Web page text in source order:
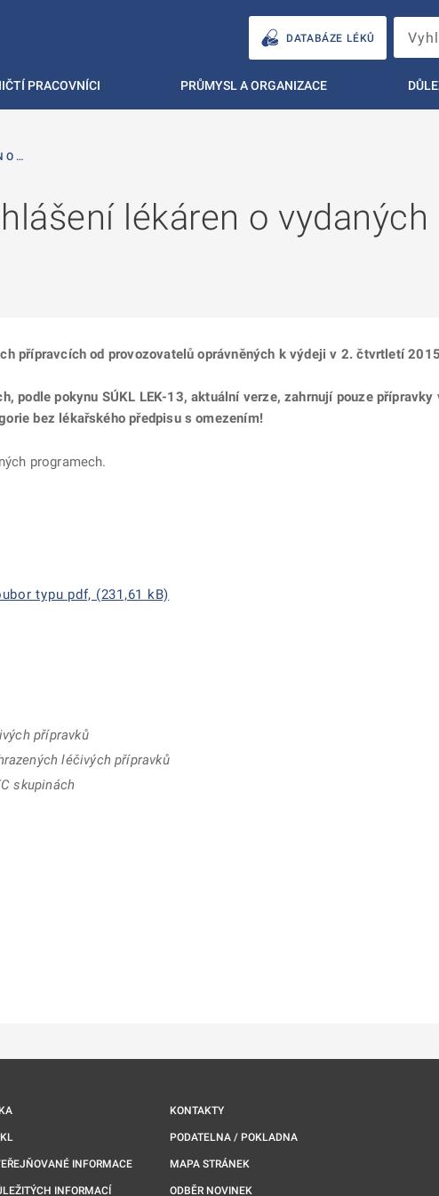
DATABÁZE LÉKŮ
PRACOVNÍCI PRŮMYSL A ORGANIZACE
O …
lékáren o vydaných
přípravcích od provozovatelů oprávněných k výdeji v 2. čtvrtletí
podle pokynu SÚKL LEK-13, aktuální verze, zahrnují pouze přípravky
bez lékařského předpisu s omezením!
programech.
typu pdf, (231,61 kB)
přípravků
léčivých přípravků
skupinách
INFORMACE
INFORMACÍ
KONTAKTY
PODATELNA / POKLADNA
MAPA STRÁNEK
ODBĚR NOVINEK